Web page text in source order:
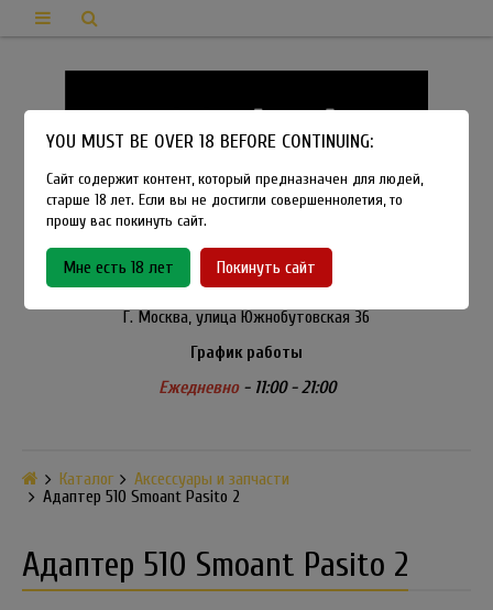
8-915-450-21-92
Розничный магазин Method Vapeshop
Г. Москва, улица Южнобутовская 36
График работы
Ежедневно- 11:00 - 21:00
Каталог
Аксессуары и запчасти
Адаптер 510 Smoant Pasito 2
Адаптер 510 Smoant Pasito 2
YOU MUST BE OVER 18 BEFORE CONTINUING:
Сайт содержит контент, который предназначен для людей,
старше 18 лет. Если вы не достигли совершеннолетия, то
прошу вас покинуть сайт.
Мне есть 18 лет Покинуть сайт